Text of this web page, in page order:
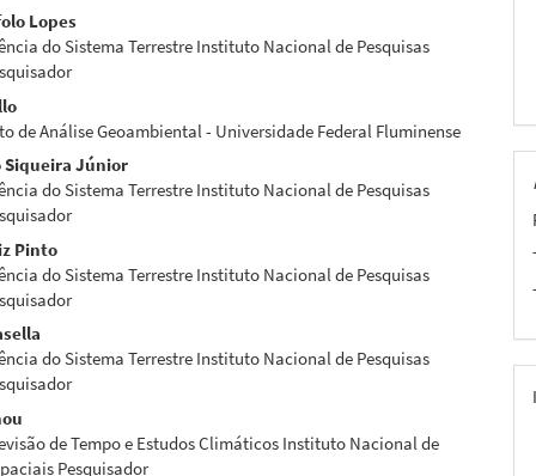
Lopes
do Sistema Terrestre Instituto Nacional de Pesquisas
de Análise Geoambiental - Universidade Federal Fluminense
Siqueira Júnior
do Sistema Terrestre Instituto Nacional de Pesquisas
Pinto
do Sistema Terrestre Instituto Nacional de Pesquisas
do Sistema Terrestre Instituto Nacional de Pesquisas
de Tempo e Estudos Climáticos Instituto Nacional de
Pesquisador